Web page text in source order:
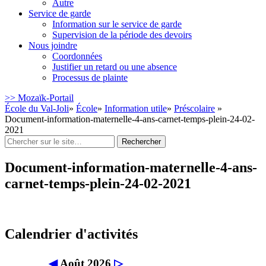
Autre
Service de garde
Information sur le service de garde
Supervision de la période des devoirs
Nous joindre
Coordonnées
Justifier un retard ou une absence
Processus de plainte
>> Mozaïk-Portail
École du Val-Joli» École» Information utile» Préscolaire »
Document-information-maternelle-4-ans-carnet-temps-plein-24-02-
2021
Rechercher
:
Document-information-maternelle-4-ans-
carnet-temps-plein-24-02-2021
Calendrier d'activités
◀ Août 2026 ▷